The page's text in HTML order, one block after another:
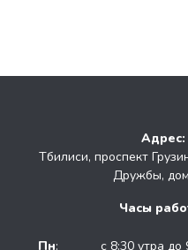
Адрес:
Тбилиси, проспект
Дружбы,
Часы
Пн: с 8:30 утра до